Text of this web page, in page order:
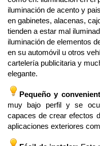
iluminación de acento y
en gabinetes, alacenas,
tienden a estar mal
iluminación de elementos
en su automóvil u otros
cartelería publicitaria y
elegante.
Pequeño y
muy bajo perfil y se
capaces de crear efectos
aplicaciones exteriores